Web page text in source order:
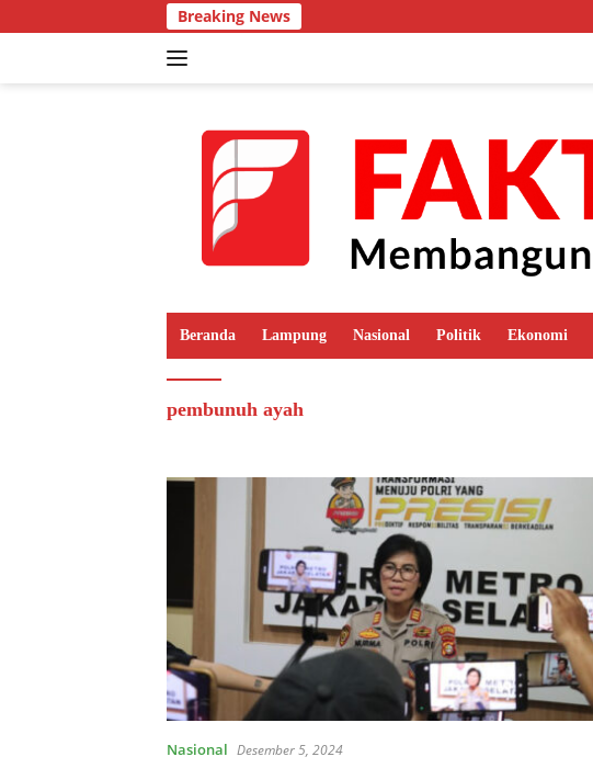
ke
Breaking News
Beranda Lampung Nasional Politik Ekonomi
pembunuh ayah
Nasional Desember 5, 2024